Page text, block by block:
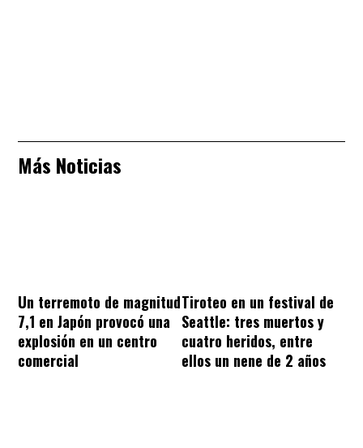
Más Noticias
Un terremoto de magnitud
7,1 en Japón provocó una
explosión en un centro
comercial
Tiroteo en un festival de
Seattle: tres muertos y
cuatro heridos, entre
ellos un nene de 2 años